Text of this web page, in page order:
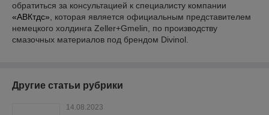
обратиться за консультацией к специалисту компании
«АВКтдс» , которая является официальным представителем
немецкого холдинга Zeller+Gmelin, по производству
смазочных материалов под брендом Divinol.
Другие статьи рубрики
14.08.2023